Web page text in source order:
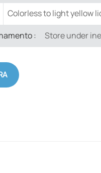
Colorless to light yellow
: Store under